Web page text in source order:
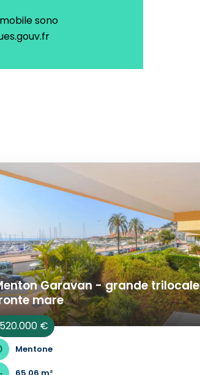
sono
Garavan - grande trilocale
mare
520.000 €
Mentone